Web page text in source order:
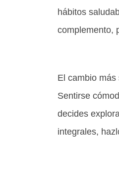
hábitos
complemento,
El cambio
Sentirse
decides
integrales,